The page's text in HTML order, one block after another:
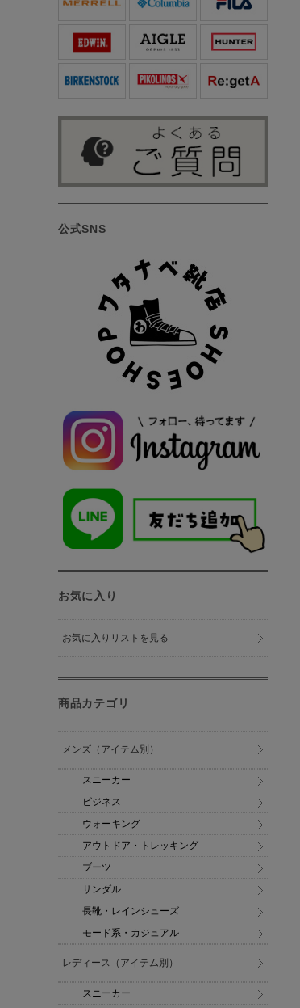
公式SNS
お気に入り
お気に入りリストを見る
商品カテゴリ
メンズ（アイテム別）
スニーカー
ビジネス
ウォーキング
アウトドア・トレッキング
ブーツ
サンダル
長靴・レインシューズ
モード系・カジュアル
レディース（アイテム別）
スニーカー